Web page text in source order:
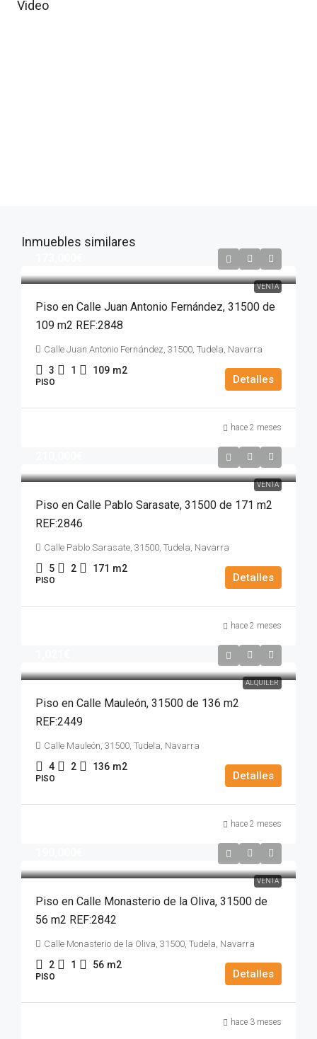
Video
Inmuebles similares
VENTA
Piso en Calle Juan Antonio Fernández, 31500 de
109 m2 REF:2848
Calle Juan Antonio Fernández, 31500, Tudela, Navarra
3 1 109 m2
PISO Detalles
hace 2 meses
VENTA
Piso en Calle Pablo Sarasate, 31500 de 171 m2
REF:2846
Calle Pablo Sarasate, 31500, Tudela, Navarra
5 2 171 m2
PISO Detalles
hace 2 meses
ALQUILER
Piso en Calle Mauleón, 31500 de 136 m2
REF:2449
Calle Mauleón, 31500, Tudela, Navarra
4 2 136 m2
PISO Detalles
hace 2 meses
VENTA
Piso en Calle Monasterio de la Oliva, 31500 de
56 m2 REF:2842
Calle Monasterio de la Oliva, 31500, Tudela, Navarra
2 1 56 m2
PISO Detalles
hace 3 meses